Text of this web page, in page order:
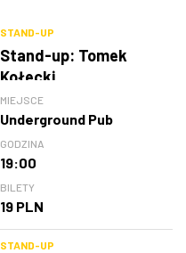
STAND-UP
Stand-up: Tomek
Kołecki
MIEJSCE
Underground Pub
GODZINA
19:00
BILETY
19 PLN
STAND-UP